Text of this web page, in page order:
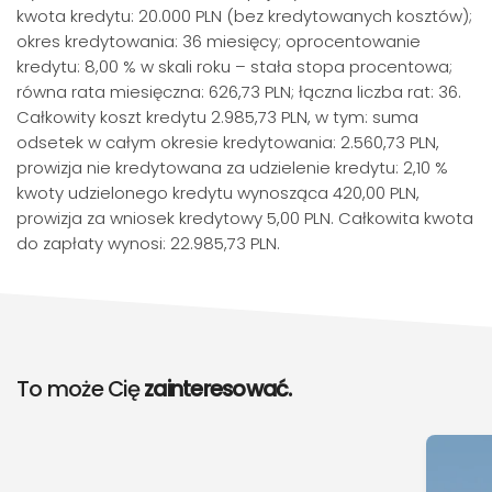
kwota kredytu: 20.000 PLN (bez kredytowanych kosztów);
okres kredytowania: 36 miesięcy; oprocentowanie
kredytu: 8,00 % w skali roku – stała stopa procentowa;
równa rata miesięczna: 626,73 PLN; łączna liczba rat: 36.
Całkowity koszt kredytu 2.985,73 PLN, w tym: suma
odsetek w całym okresie kredytowania: 2.560,73 PLN,
prowizja nie kredytowana za udzielenie kredytu: 2,10 %
kwoty udzielonego kredytu wynosząca 420,00 PLN,
prowizja za wniosek kredytowy 5,00 PLN. Całkowita kwota
do zapłaty wynosi: 22.985,73 PLN.
To może Cięzainteresować.